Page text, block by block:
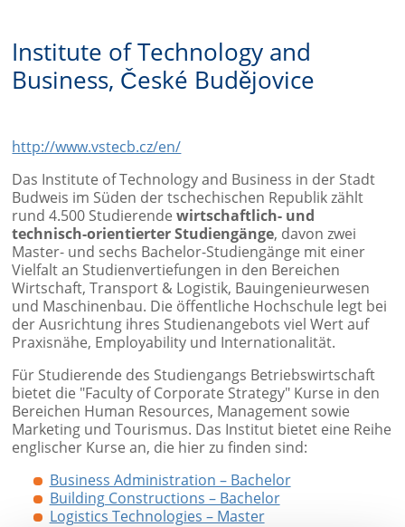
Institute of Technology and
Business, České Budějovice
http://www.vstecb.cz/en/
Das Institute of Technology and Business in der Stadt
Budweis im Süden der tschechischen Republik zählt
rund 4.500 Studierendewirtschaftlich- und
technisch-orientierter Studiengänge, davon zwei
Master- und sechs Bachelor-Studiengänge mit einer
Vielfalt an Studienvertiefungen in den Bereichen
Wirtschaft, Transport & Logistik, Bauingenieurwesen
und Maschinenbau. Die öffentliche Hochschule legt bei
der Ausrichtung ihres Studienangebots viel Wert auf
Praxisnähe, Employability und Internationalität.
Für Studierende des Studiengangs Betriebswirtschaft
bietet die "Faculty of Corporate Strategy" Kurse in den
Bereichen Human Resources, Management sowie
Marketing und Tourismus. Das Institut bietet eine Reihe
englischer Kurse an, die hier zu finden sind:
Business Administration – Bachelor
Building Constructions – Bachelor
Logistics Technologies – Master